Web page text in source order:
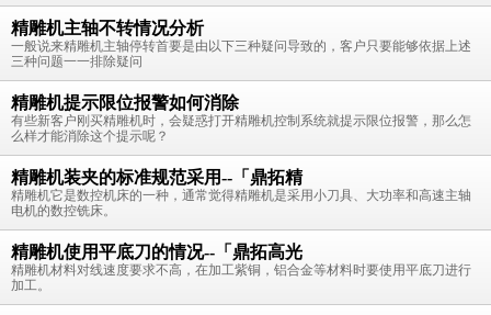
精雕机主轴不转情况分析
一般说来精雕机主轴停转首要是由以下三种疑问导致的，客户只要能够依据上述
三种问题一一排除疑问
精雕机提示限位报警如何消除
有些新客户刚买精雕机时，会疑惑打开精雕机控制系统就提示限位报警，那么怎
么样才能消除这个提示呢？
精雕机装夹的标准规范采用--「鼎拓精
精雕机它是数控机床的一种，通常觉得精雕机是采用小刀具、大功率和高速主轴
电机的数控铣床。
精雕机使用平底刀的情况--「鼎拓高光
精雕机材料对线速度要求不高，在加工紫铜，铝合金等材料时要使用平底刀进行
加工。